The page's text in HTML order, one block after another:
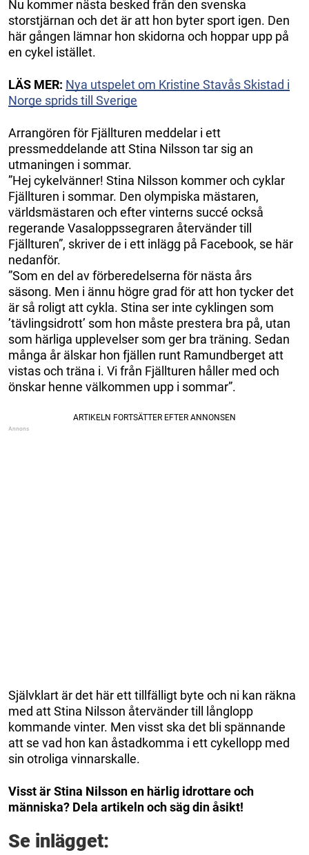
Nu kommer nästa besked från den svenska
storstjärnan och det är att hon byter sport igen. Den
här gången lämnar hon skidorna och hoppar upp på
en cykel istället.
LÄS MER: Nya utspelet om Kristine Stavås Skistad i
Norge sprids till Sverige
Arrangören för Fjällturen meddelar i ett
pressmeddelande att Stina Nilsson tar sig an
utmaningen i sommar.
”Hej cykelvänner! Stina Nilsson kommer och cyklar
Fjällturen i sommar. Den olympiska mästaren,
världsmästaren och efter vinterns succé också
regerande Vasaloppssegraren återvänder till
Fjällturen”, skriver de i ett inlägg på Facebook, se här
nedanför.
”Som en del av förberedelserna för nästa års
säsong. Men i ännu högre grad för att hon tycker det
är så roligt att cykla. Stina ser inte cyklingen som
’tävlingsidrott’ som hon måste prestera bra på, utan
som härliga upplevelser som ger bra träning. Sedan
många år älskar hon fjällen runt Ramundberget att
vistas och träna i. Vi från Fjällturen håller med och
önskar henne välkommen upp i sommar”.
Självklart är det här ett tillfälligt byte och ni kan räkna
med att Stina Nilsson återvänder till långlopp
kommande vinter. Men visst ska det bli spännande
att se vad hon kan åstadkomma i ett cykellopp med
sin otroliga vinnarskalle.
Visst är Stina Nilsson en härlig idrottare och
människa? Dela artikeln och säg din åsikt!
Se inlägget: